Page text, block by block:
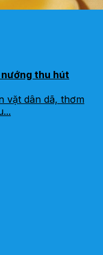
thu hút
vặt dân dã, thơm